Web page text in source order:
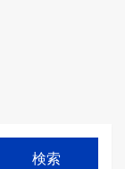
検索